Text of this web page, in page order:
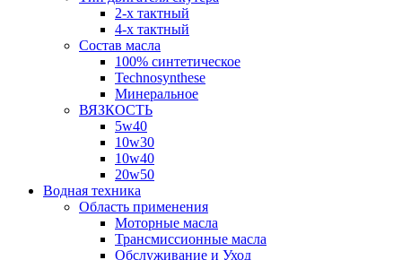
2-х тактный
4-х тактный
Состав масла
100% синтетическое
Technosynthese
Минеральное
ВЯЗКОСТЬ
5w40
10w30
10w40
20w50
Водная техника
Область применения
Моторные масла
Трансмиссионные масла
Обслуживание и Уход